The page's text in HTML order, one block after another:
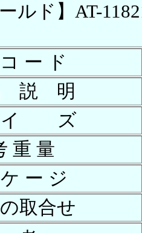
ルド】AT-
ー ド
説 明
ズ
重 量
ー ジ
取合せ